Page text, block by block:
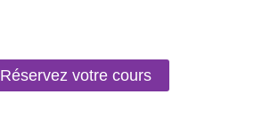
Réservez votre cours